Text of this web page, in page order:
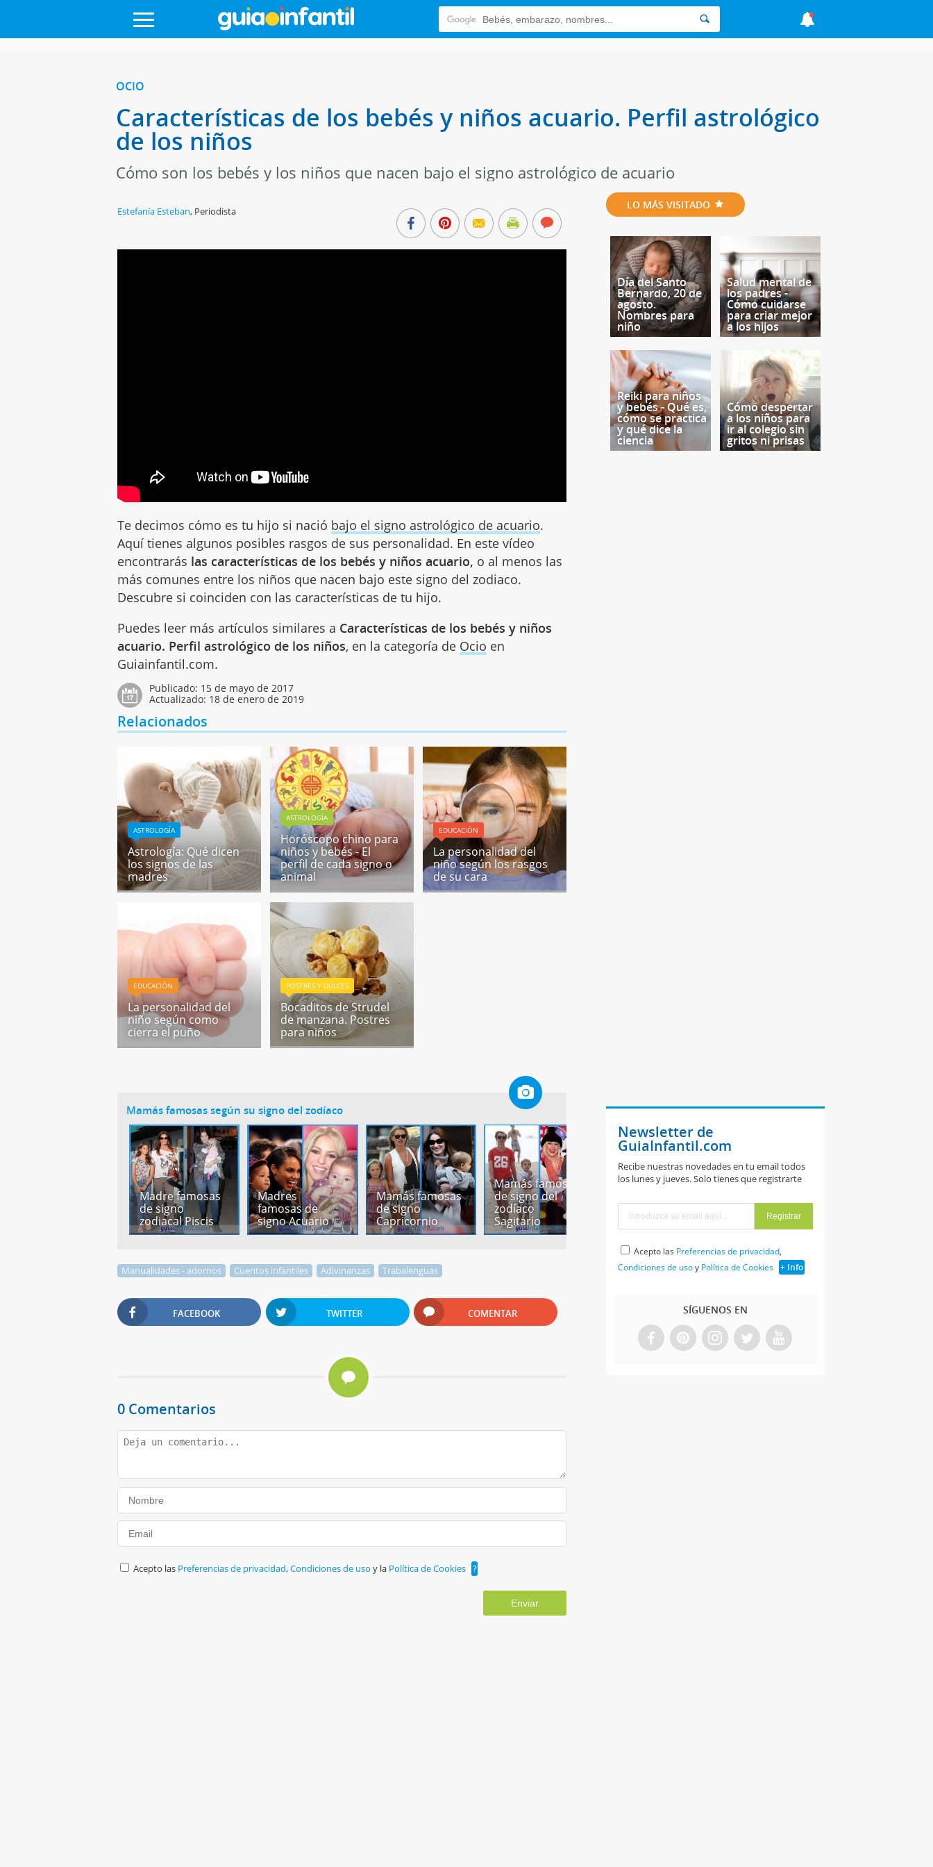
OCIO
Características de los bebés y niños acuario. Perfil astrológico
de los niños
Cómo son los bebés y los niños que nacen bajo el signo astrológico de acuario
Estefanía Esteban, Periodista
Te decimos cómo es tu hijo si nació bajo el signo astrológico de acuario.
Aquí tienes algunos posibles rasgos de sus personalidad. En este vídeo
encontrarás las características de los bebés y niños acuario, o al menos las
más comunes entre los niños que nacen bajo este signo del zodiaco.
Descubre si coinciden con las características de tu hijo.
Puedes leer más artículos similares a Características de los bebés y niños
acuario. Perfil astrológico de los niños, en la categoría de Ocio en
Guiainfantil.com.
Publicado: 15 de mayo de 2017
Actualizado: 18 de enero de 2019
Relacionados
ASTROLOGÍA
Astrología: Qué dicen
los signos de las
madres
ASTROLOGÍA
Horóscopo chino para
niños y bebés - El
perfil de cada signo o
animal
EDUCACIÓN
La personalidad del
niño según los rasgos
de su cara
EDUCACIÓN
La personalidad del
niño según como
cierra el puño
POSTRES Y DULCES
Bocaditos de Strudel
de manzana. Postres
para niños
Mamás famosas según su signo del zodíaco
Madre famosas
de signo
zodiacal Piscis
Madres
famosas de
signo Acuario
Mamás famosas
de signo
Capricornio
Mamás famosas
de signo del
zodíaco
Sagitario
Madres
signo zodiacal
de Escorpio
Manualidades - adornos Cuentos infantiles Adivinanzas Trabalenguas
FACEBOOK TWITTER COMENTAR
0 Comentarios
Acepto las Preferencias de privacidad,Condiciones de usoy la Política de Cookies ?
Enviar
LO MÁS VISITADO
Día del Santo
Bernardo, 20 de
agosto.
Nombres para
niño
Salud mental de
los padres -
Cómo cuidarse
para criar mejor
a los hijos
Reiki para niños
y bebés - Qué es,
cómo se practica
y qué dice la
ciencia
Cómo despertar
a los niños para
ir al colegio sin
gritos ni prisas
Newsletter de
GuiaInfantil.com
Recibe nuestras novedades en tu email todos
los lunes y jueves. Solo tienes que registrarte
Acepto las Preferencias de privacidad,
Condiciones de usoy Política de Cookies + Info
SÍGUENOS EN